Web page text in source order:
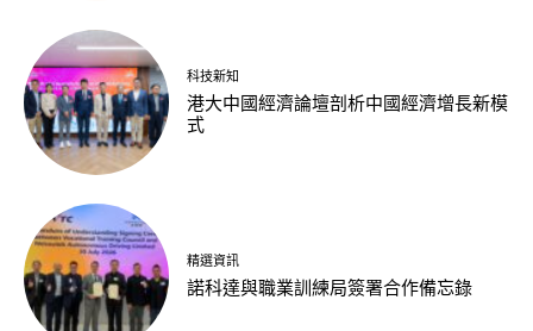
科技新知
港大中國經濟論壇剖析中國經濟增長新模
式
精選資訊
諾科達與職業訓練局簽署合作備忘錄